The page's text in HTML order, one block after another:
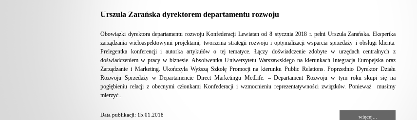
Urszula Zarańska dyrektorem departamentu rozwoju
Obowiązki dyrektora departamentu rozwoju Konfederacji Lewiatan od 8 stycznia 2018 r. pełni Urszula Zarańska. Ekspertka
zarządzania wieloaspektowymi projektami, tworzenia strategii rozwoju i optymalizacji wsparcia sprzedaży i obsługi klienta.
Prelegentka konferencji i autorka artykułów o tej tematyce. Łączy doświadczenie zdobyte w urzędach centralnych z
doświadczeniem w pracy w biznesie. Absolwentka Uniwersytetu Warszawskiego na kierunkach Integracja Europejska oraz
Zarządzanie i Marketing. Ukończyła Wyższą Szkołę Promocji na kierunku Public Relations. Poprzednio Dyrektor Działu
Rozwoju Sprzedaży w Departamencie Direct Marketingu MetLife. – Departament Rozwoju w tym roku skupi się na
pogłębieniu relacji z obecnymi członkami Konfederacji i wzmocnieniu reprezentatywności związków. Ponieważ musimy
mierzyć...
Data publikacji: 15.01.2018 więcej...